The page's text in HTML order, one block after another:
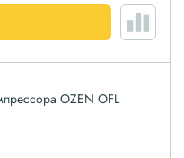
OZEN OFL